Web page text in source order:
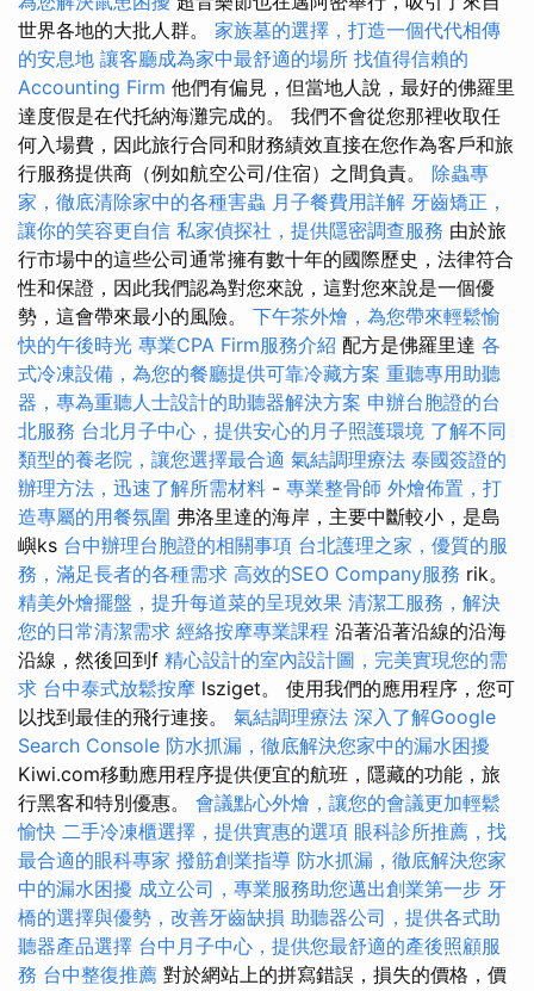
世界各地的大批人群。 家族墓的選擇，打造一個代代相傳
的安息地 讓客廳成為家中最舒適的場所 找值得信賴的
Accounting Firm 他們有偏見，但當地人說，最好的佛羅里
達度假是在代托納海灘完成的。 我們不會從您那裡收取任
何入場費，因此旅行合同和財務績效直接在您作為客戶和旅
行服務提供商（例如航空公司/住宿）之間負責。 除蟲專
家，徹底清除家中的各種害蟲 月子餐費用詳解 牙齒矯正，
讓你的笑容更自信 私家偵探社，提供隱密調查服務 由於旅
行市場中的這些公司通常擁有數十年的國際歷史，法律符合
性和保證，因此我們認為對您來說，這對您來說是一個優
勢，這會帶來最小的風險。 下午茶外燴，為您帶來輕鬆愉
快的午後時光 專業CPA Firm服務介紹 配方是佛羅里達 各
式冷凍設備，為您的餐廳提供可靠冷藏方案 重聽專用助聽
器，專為重聽人士設計的助聽器解決方案 申辦台胞證的台
北服務 台北月子中心，提供安心的月子照護環境 了解不同
類型的養老院，讓您選擇最合適 氣結調理療法 泰國簽證的
辦理方法，迅速了解所需材料 - 專業整骨師 外燴佈置，打
造專屬的用餐氛圍 弗洛里達的海岸，主要中斷較小，是島
嶼ks 台中辦理台胞證的相關事項 台北護理之家，優質的服
務，滿足長者的各種需求 高效的SEO Company服務 rik。
精美外燴擺盤，提升每道菜的呈現效果 清潔工服務，解決
您的日常清潔需求 經絡按摩專業課程 沿著沿著沿線的沿海
沿線，然後回到f 精心設計的室內設計圖，完美實現您的需
求 台中泰式放鬆按摩 lsziget。 使用我們的應用程序，您可
以找到最佳的飛行連接。 氣結調理療法 深入了解Google
Search Console 防水抓漏，徹底解決您家中的漏水困擾
Kiwi.com移動應用程序提供便宜的航班，隱藏的功能，旅
行黑客和特別優惠。 會議點心外燴，讓您的會議更加輕鬆
愉快 二手冷凍櫃選擇，提供實惠的選項 眼科診所推薦，找
最合適的眼科專家 撥筋創業指導 防水抓漏，徹底解決您家
中的漏水困擾 成立公司，專業服務助您邁出創業第一步 牙
橋的選擇與優勢，改善牙齒缺損 助聽器公司，提供各式助
聽器產品選擇 台中月子中心，提供您最舒適的產後照顧服
務 台中整復推薦 對於網站上的拼寫錯誤，損失的價格，價